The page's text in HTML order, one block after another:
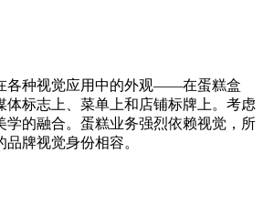
各种视觉应用中的外观——在蛋糕盒
体标志上、菜单上和店铺标牌上。考虑
学的融合。蛋糕业务强烈依赖视觉，所
牌视觉身份相容。